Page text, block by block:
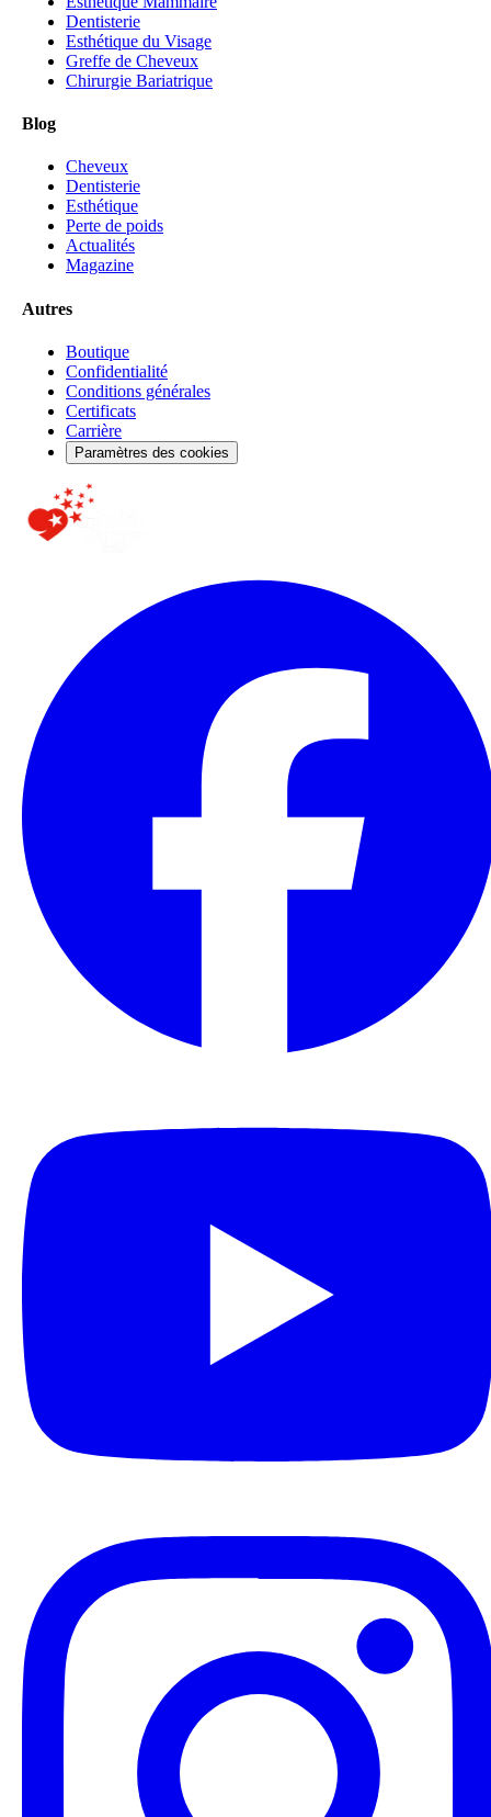
Dentisterie
Esthétique du Visage
Greffe de Cheveux
Chirurgie Bariatrique
Blog
Cheveux
Dentisterie
Esthétique
Perte de poids
Actualités
Magazine
Autres
Boutique
Confidentialité
Conditions générales
Certificats
Carrière
Paramètres des cookies